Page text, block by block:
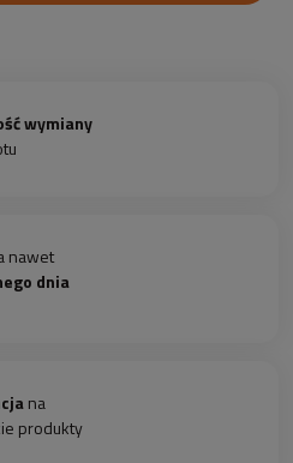
wymiany
nawet
dnia
na
produkty